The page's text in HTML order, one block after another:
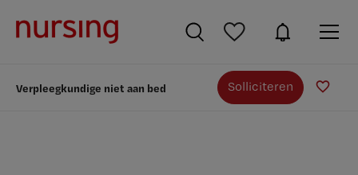
Verpleegkundige niet aan bed Solliciteren